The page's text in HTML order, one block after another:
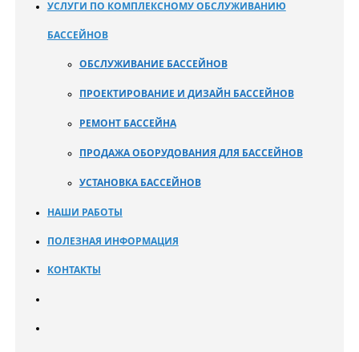
УСЛУГИ ПО КОМПЛЕКСНОМУ ОБСЛУЖИВАНИЮ
БАССЕЙНОВ
ОБСЛУЖИВАНИЕ БАССЕЙНОВ
ПРОЕКТИРОВАНИЕ И ДИЗАЙН БАССЕЙНОВ
РЕМОНТ БАССЕЙНА
ПРОДАЖА ОБОРУДОВАНИЯ ДЛЯ БАССЕЙНОВ
УСТАНОВКА БАССЕЙНОВ
НАШИ РАБОТЫ
ПОЛЕЗНАЯ ИНФОРМАЦИЯ
КОНТАКТЫ